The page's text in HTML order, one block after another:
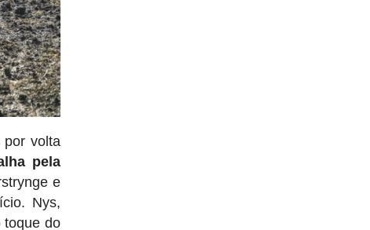
volta
pela
e
Nys,
toque do